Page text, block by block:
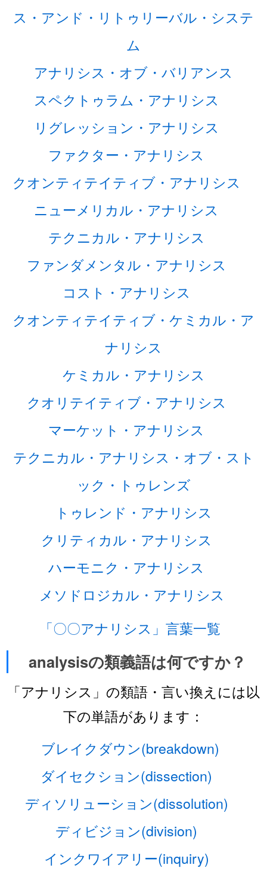
ス・アンド・リトゥリーバル・システ
ム
アナリシス・オブ・バリアンス
スペクトゥラム・アナリシス
リグレッション・アナリシス
ファクター・アナリシス
クオンティテイティブ・アナリシス
ニューメリカル・アナリシス
テクニカル・アナリシス
ファンダメンタル・アナリシス
コスト・アナリシス
クオンティテイティブ・ケミカル・ア
ナリシス
ケミカル・アナリシス
クオリテイティブ・アナリシス
マーケット・アナリシス
テクニカル・アナリシス・オブ・スト
ック・トゥレンズ
トゥレンド・アナリシス
クリティカル・アナリシス
ハーモニク・アナリシス
メソドロジカル・アナリシス
「〇〇アナリシス」言葉一覧
analysisの類義語は何ですか？
「アナリシス」の類語・言い換えには以
下の単語があります：
ブレイクダウン(breakdown)
ダイセクション(dissection)
ディソリューション(dissolution)
ディビジョン(division)
インクワイアリー(inquiry)